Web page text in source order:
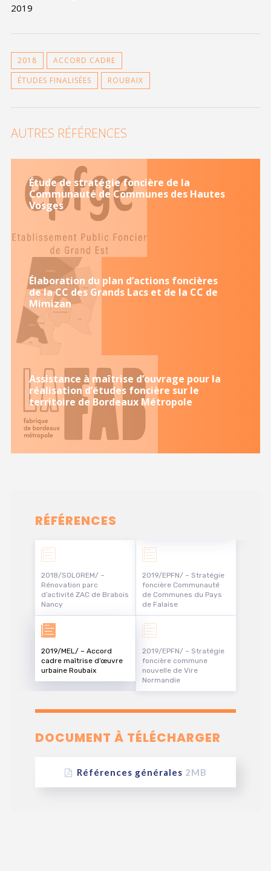
2019
2018
ACCORD CADRE
ÉTUDES FINALISÉES
ROUBAIX
AUTRES RÉFÉRENCES
Étude de stratégie foncière de la
Communauté de Communes des Hautes
Vosges
Élaboration du plan d’actions foncières
de la CC des Grands Lacs et de la CC de
Mimizan
Assistance à maîtrise d’ouvrage pour la
réalisation d’études foncière sur le
territoire de Bordeaux Métropole
RÉFÉRENCES
2018/SOLOREM/ –
Rénovation parc
d’activité ZAC de Brabois
Nancy
2019/MEL/ – Accord
cadre maîtrise d’œuvre
urbaine Roubaix
2019/EPFN/ – Stratégie
foncière Communauté
de Communes du Pays
de Falaise
2019/EPFN/ – Stratégie
foncière commune
nouvelle de Vire
Normandie
DOCUMENT À TÉLÉCHARGER
Références générales 2MB